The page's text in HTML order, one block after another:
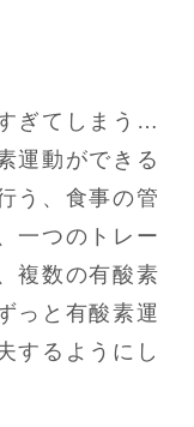
ぎてしまう…
運動ができる
う、食事の管
一つのトレー
複数の有酸素
っと有酸素運
するようにし